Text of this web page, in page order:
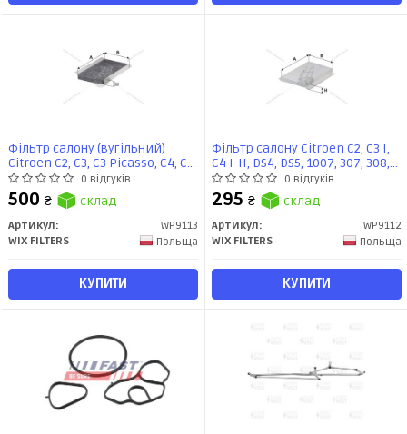
Фільтр салону (вугільний)
Citroen C2, C3, C3 Picasso, C4, C4
II, DS4 (WP9113) WIX
0 відгуків
500 ₴ склад
Артикул:
WP9113
WIX FILTERS
Польща
КУПИТИ
Фільтр салону Citroen C2, C3 I,
C4 I-II, DS4, DS5, 1007, 307, 308,
00- (A=285. B=175. H=30)
(WP9112) WIX
0 відгуків
295 ₴ склад
Артикул:
WP9112
WIX FILTERS
Польща
КУПИТИ